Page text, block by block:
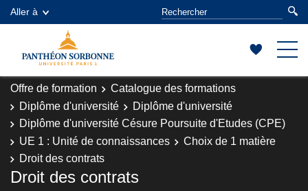
Aller à
Offre de formation
Catalogue des formations
Diplôme d'université
Diplôme d'université
Diplôme d'université Césure Poursuite d'Etudes (CPE)
UE 1 : Unité de connaissances
Choix de 1 matière
Droit des contrats
Droit des contrats